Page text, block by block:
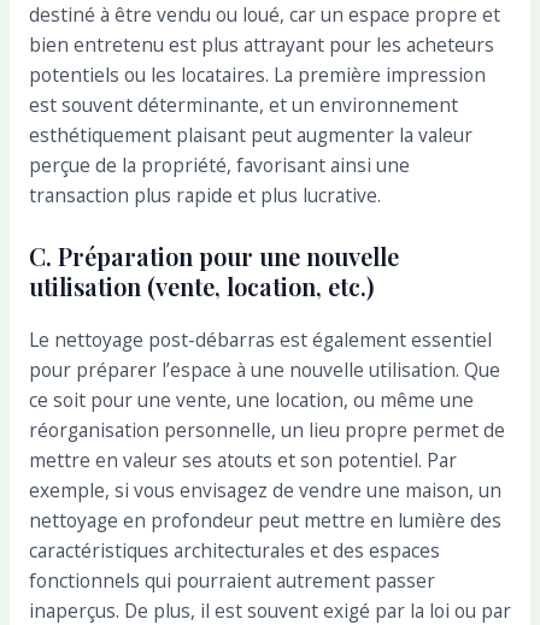
destiné à être vendu ou loué, car un espace propre et
bien entretenu est plus attrayant pour les acheteurs
potentiels ou les locataires. La première impression
est souvent déterminante, et un environnement
esthétiquement plaisant peut augmenter la valeur
perçue de la propriété, favorisant ainsi une
transaction plus rapide et plus lucrative.
C. Préparation pour une nouvelle
utilisation (vente, location, etc.)
Le nettoyage post-débarras est également essentiel
pour préparer l’espace à une nouvelle utilisation. Que
ce soit pour une vente, une location, ou même une
réorganisation personnelle, un lieu propre permet de
mettre en valeur ses atouts et son potentiel. Par
exemple, si vous envisagez de vendre une maison, un
nettoyage en profondeur peut mettre en lumière des
caractéristiques architecturales et des espaces
fonctionnels qui pourraient autrement passer
inaperçus. De plus, il est souvent exigé par la loi ou par